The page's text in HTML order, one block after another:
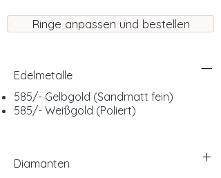
Ringe anpassen und bestellen
Edelmetalle
585/- Gelbgold (Sandmatt fein)
585/- Weißgold (Poliert)
Diamanten